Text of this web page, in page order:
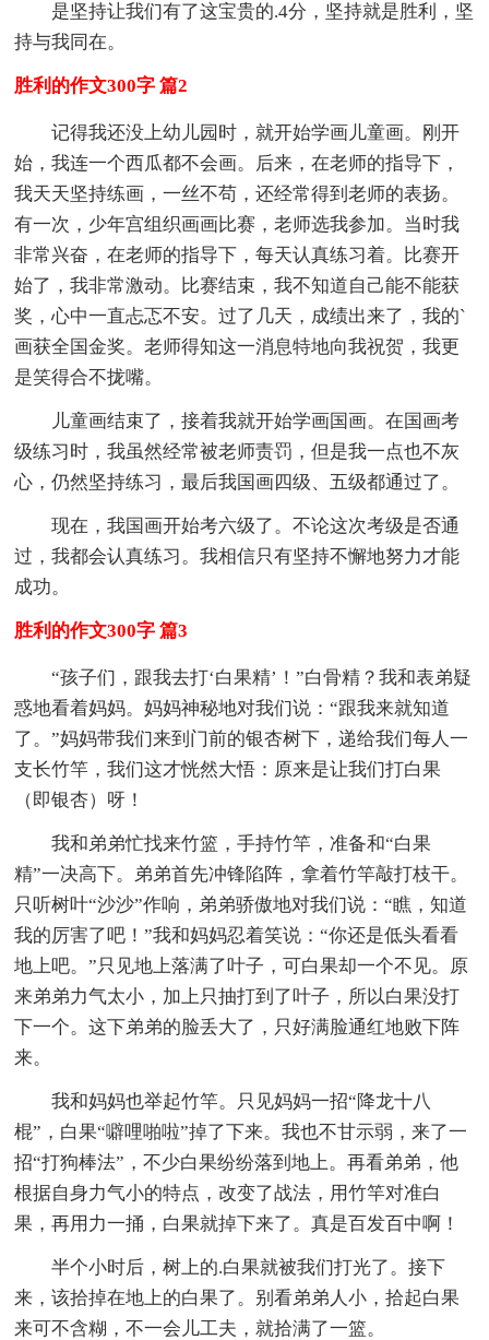
是坚持让我们有了这宝贵的.4分，坚持就是胜利，坚
持与我同在。
胜利的作文300字 篇2
记得我还没上幼儿园时，就开始学画儿童画。刚开
始，我连一个西瓜都不会画。后来，在老师的指导下，
我天天坚持练画，一丝不苟，还经常得到老师的表扬。
有一次，少年宫组织画画比赛，老师选我参加。当时我
非常兴奋，在老师的指导下，每天认真练习着。比赛开
始了，我非常激动。比赛结束，我不知道自己能不能获
奖，心中一直忐忑不安。过了几天，成绩出来了，我的`
画获全国金奖。老师得知这一消息特地向我祝贺，我更
是笑得合不拢嘴。
儿童画结束了，接着我就开始学画国画。在国画考
级练习时，我虽然经常被老师责罚，但是我一点也不灰
心，仍然坚持练习，最后我国画四级、五级都通过了。
现在，我国画开始考六级了。不论这次考级是否通
过，我都会认真练习。我相信只有坚持不懈地努力才能
成功。
胜利的作文300字 篇3
“孩子们，跟我去打‘白果精’！”白骨精？我和表弟疑
惑地看着妈妈。妈妈神秘地对我们说：“跟我来就知道
了。”妈妈带我们来到门前的银杏树下，递给我们每人一
支长竹竿，我们这才恍然大悟：原来是让我们打白果
（即银杏）呀！
我和弟弟忙找来竹篮，手持竹竿，准备和“白果
精”一决高下。弟弟首先冲锋陷阵，拿着竹竿敲打枝干。
只听树叶“沙沙”作响，弟弟骄傲地对我们说：“瞧，知道
我的厉害了吧！”我和妈妈忍着笑说：“你还是低头看看
地上吧。”只见地上落满了叶子，可白果却一个不见。原
来弟弟力气太小，加上只抽打到了叶子，所以白果没打
下一个。这下弟弟的脸丢大了，只好满脸通红地败下阵
来。
我和妈妈也举起竹竿。只见妈妈一招“降龙十八
棍”，白果“噼哩啪啦”掉了下来。我也不甘示弱，来了一
招“打狗棒法”，不少白果纷纷落到地上。再看弟弟，他
根据自身力气小的特点，改变了战法，用竹竿对准白
果，再用力一捅，白果就掉下来了。真是百发百中啊！
半个小时后，树上的.白果就被我们打光了。接下
来，该拾掉在地上的白果了。别看弟弟人小，拾起白果
来可不含糊，不一会儿工夫，就拾满了一篮。